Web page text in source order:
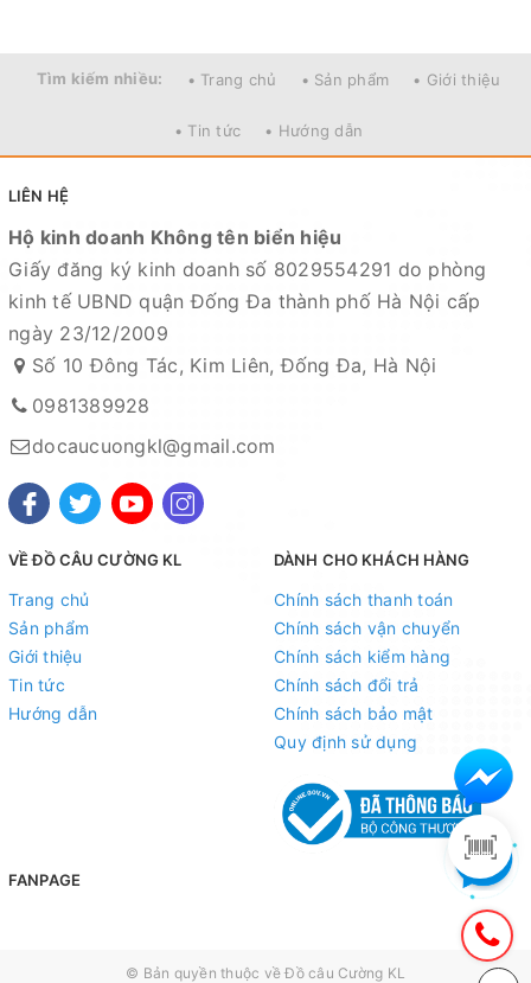
Mọi thắc mắc liên hệ SĐT
: 098.138.9928 - 098.902.9066 - 090.565.6668 -
để được giải đáp.
CAM KẾT CỦA CỬA HÀNG CHÚNG TÔI
Đồ câu chính hãng, đúng thông tin mô tả và sản phẩm
đặt mua của khách hàng
Ảnh sản phẩm là cửa hàng 100% tự tay chụp nên mọi
thông tin và ảnh đều phù hợp với sản phẩm thực tế
Nếu sản phẩm bị lỗi hoặc xảy ra sự cố trong quá trình
Tìm kiếm nhiều: • Trang chủ • Sản phẩm • Giới thiệu
• Tin tức • Hướng dẫn
LIÊN HỆ
Hộ kinh doanh Không tên biển hiệu
Giấy đăng ký kinh doanh số 8029554291 do phòng
kinh tế UBND quận Đống Đa thành phố Hà Nội cấp
ngày 23/12/2009
Số 10 Đông Tác, Kim Liên, Đống Đa, Hà Nội
0981389928
docaucuongkl@gmail.com
VỀ ĐỒ CÂU CƯỜNG KL
Trang chủ
Sản phẩm
Giới thiệu
Tin tức
Hướng dẫn
DÀNH CHO KHÁCH HÀNG
Chính sách thanh toán
Chính sách vận chuyển
Chính sách kiểm hàng
Chính sách đổi trả
Chính sách bảo mật
Quy định sử dụng
FANPAGE
© Bản quyền thuộc vềĐồ câu Cường KL